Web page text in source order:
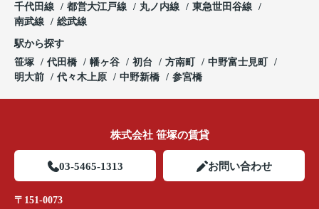
千代田線
都営大江戸線 丸ノ内線
東急世田谷線
南武線
総武線
駅から探す
笹塚
代田橋 幡ヶ谷 初台 方南町
中野富士見町
明大前
代々木上原 中野新橋 参宮橋
株式会社 笹塚の賃貸
03-5465-1313 お問い合わせ
〒151-0073